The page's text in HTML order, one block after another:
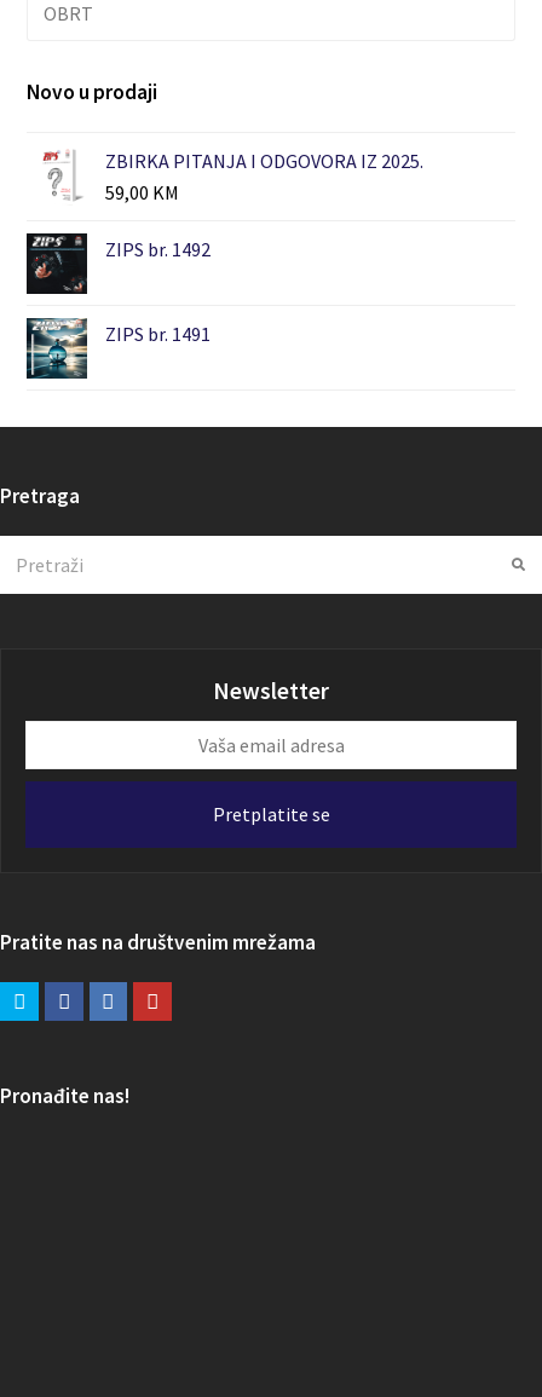
OBRT
Novo u prodaji
ZBIRKA PITANJA I ODGOVORA IZ 2025.
59,00 KM
ZIPS br. 1492
ZIPS br. 1491
Pretraga
Newsletter
email
Pretplatite se
Pratite nas na društvenim mrežama
Pronađite nas!